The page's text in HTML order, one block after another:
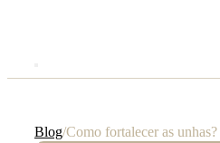
Blog/Como fortalecer as